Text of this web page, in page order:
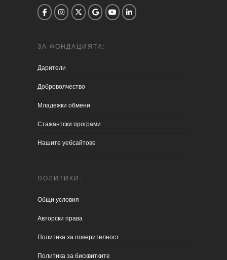
ЗА ФОНДАЦИЯТА:
Дарители
Доброволчество
Младежки обмени
Стажантски програми
Нашите уебсайтове
ПОЛИТИКИ:
Общи условия
Aвторски права
Политика за поверителност
Политика за бисквитките